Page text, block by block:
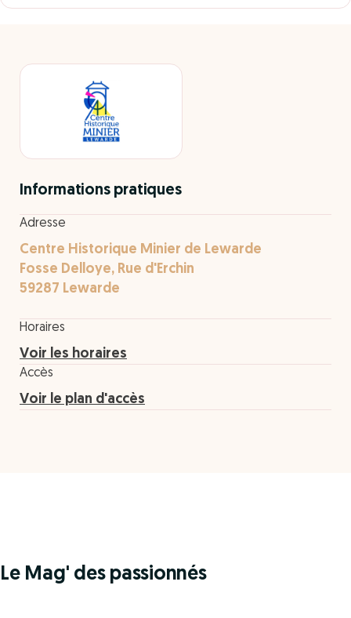
Informations pratiques
Adresse
Centre Historique Minier de Lewarde
Fosse Delloye, Rue d'Erchin
59287 Lewarde
Horaires
Voir les horaires
Accès
Voir le plan d'accès
Le Mag' des passionnés